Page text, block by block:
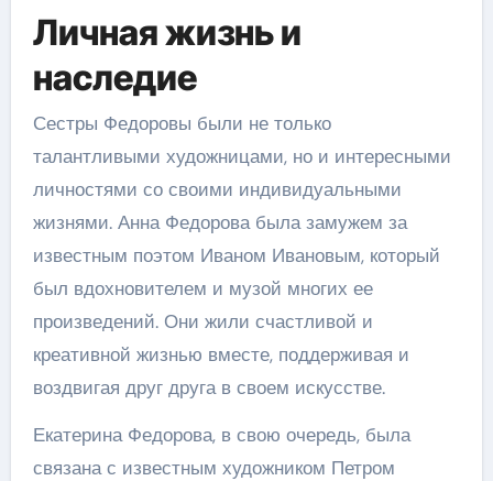
Личная жизнь и
наследие
Сестры Федоровы были не только
талантливыми художницами, но и интересными
личностями со своими индивидуальными
жизнями. Анна Федорова была замужем за
известным поэтом Иваном Ивановым, который
был вдохновителем и музой многих ее
произведений. Они жили счастливой и
креативной жизнью вместе, поддерживая и
воздвигая друг друга в своем искусстве.
Екатерина Федорова, в свою очередь, была
связана с известным художником Петром